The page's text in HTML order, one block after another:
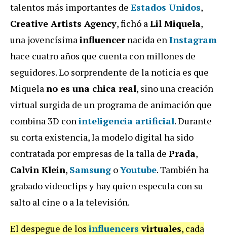
talentos más importantes de Estados Unidos,
Creative Artists Agency, fichó aLil Miquela,
una jovencísimainfluencernacida enInstagram
hace cuatro años que cuenta con millones de
seguidores. Lo sorprendente de la noticia es que
Miquelano es una chica real, sino una creación
virtual surgida de un programa de animación que
combina 3D coninteligencia artificial. Durante
su corta existencia, la modelo digital ha sido
contratada por empresas de la talla de Prada,
Calvin Klein, Samsung oYoutube. También ha
grabado videoclips y hay quien especula con su
salto al cine o a la televisión.
El despegue de los influencers virtuales, cada